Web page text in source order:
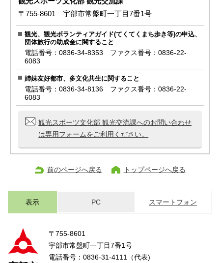
〒755-8601 宇部市常盤町一丁目7番1号
観光、観光ボランティアガイド(てくてくまち歩き等)の申込、
団体旅行の助成金に関すること
電話番号：0836-34-8353 ファクス番号：0836-22-
6083
姉妹友好都市、多文化共生に関すること
電話番号：0836-34-8136 ファクス番号：0836-22-
6083
観光スポーツ文化部 観光交流課へのお問い合わせ
は専用フォームをご利用ください。
前のページへ戻る トップページへ戻る
表示 PC スマートフォン
〒755-8601
宇部市常盤町一丁目7番1号
電話番号：0836-31-4111（代表)